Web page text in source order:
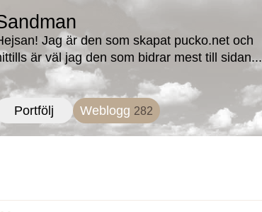
Jag är den som skapat pucko.net och
är väl jag den som bidrar mest till sidan...
Portfölj Weblogg 282